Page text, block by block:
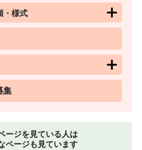
・様式
集
ージを見ている人は
ページも見ています